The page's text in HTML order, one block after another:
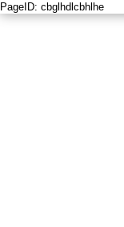
PageID: cbglhdlcbhlhe